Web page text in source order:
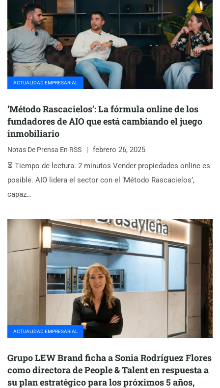
ACTUALIDAD EMPRESARIAL
‘Método Rascacielos’: La fórmula online de los
fundadores de AIO que está cambiando el juego
inmobiliario
Notas De Prensa En RSS
febrero 26, 2025
⏳ Tiempo de lectura: 2 minutos Vender propiedades online es
posible. AIO lidera el sector con el ‘Método Rascacielos’,
capaz…
ACTUALIDAD EMPRESARIAL
Grupo LEW Brand ficha a Sonia Rodríguez Flores
como directora de People & Talent en respuesta a
su plan estratégico para los próximos 5 años,